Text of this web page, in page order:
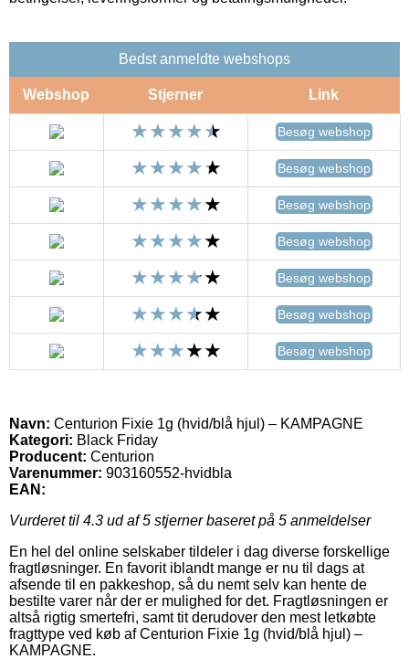
Bedst anmeldte webshops
Webshop Stjerner Link
Besøg webshop
Besøg webshop
Besøg webshop
Besøg webshop
Besøg webshop
Besøg webshop
Besøg webshop
Navn: Centurion Fixie 1g (hvid/blå hjul) – KAMPAGNE
Kategori: Black Friday
Producent: Centurion
Varenummer: 903160552-hvidbla
EAN:
Vurderet til 4.3 ud af 5 stjerner baseret på 5 anmeldelser
En hel del online selskaber tildeler i dag diverse forskellige
fragtløsninger. En favorit iblandt mange er nu til dags at
afsende til en pakkeshop, så du nemt selv kan hente de
bestilte varer når der er mulighed for det. Fragtløsningen er
altså rigtig smertefri, samt tit derudover den mest letkøbte
fragttype ved køb af Centurion Fixie 1g (hvid/blå hjul) –
KAMPAGNE.